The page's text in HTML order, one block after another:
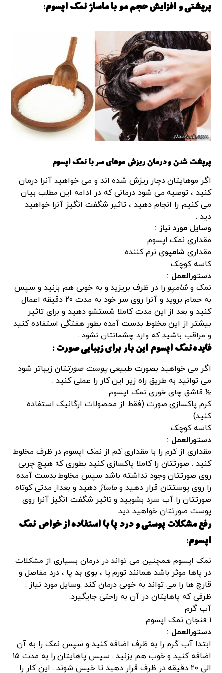
پرپشتی و افزایش حجم مو باماساژنمک اپسوم:
پرپشت شدن ودرمان ریزش موهای سر با نمک اپسوم
اگر موهایتان دچار ریزش شده اند و می خواهید آنرا درمان
کنید ، توصیه می شود درمانی که در ادامه این مطلب بیان
می کنیم را انجام دهید ، تاثیر شگفت انگیز آنرا خواهید
دید .
وسایل مورد نیاز :
مقداری نمک اپسوم
مقداری شامپوی نرم کننده
کاسه کوچک
دستورالعمل :
نمک وشامپو را در ظرف بریزید و به خوبی هم بزنید و سپس
به حمام بروید و آنرا روی سر خود به مدت ۲۰ دقیقه اعمال
کنید و بعد از این مدت کاملا شستشو دهید و برای تاثیر
بیشتر از این مخلوط بدست آمده بطور هفتگی استفاده کنید
و مراقب باشید که وارد چشمانتان نشود .
فایده نمک اپسوم این بار برایزیبایی صورت :
اگر می خواهید بصورت طبیعیپوست صورتتان زیباتر شود
می توانید به طریق راه زیر این کار را عملی کنید .
½ قاشق چای خوری نمک اپسوم
کرم پاکسازی صورت (فقط از محصولات ارگانیک استفاده
کنید)
کاسه کوچک
دستورالعمل :
مقداری از کرم را با مقداری کم از نمک اپسوم در ظرف مخلوط
کنید . صورتتان را کاملا پاکسازی کنید بطوری که هیچ چربی
روی صورتتان وجود نداشته باشد سپس مخلوط بدست آمده
را روی پوستتان قرار دهید وماساژ دهید و بعداز مدتی کوتاه
صورتتان را آب سرد بشویید و تاثیر شگفت انگیز آنرا روی
پوست صورتتان خواهید دید .
رفع مشکلات پوستی و درد پا با استفاده از خواص نمک
اپسوم:
نمک اپسوم همچنین می تواند در درمان بسیاری از مشکلات
در پاها موثر باشد همانند تورم پا ،بوی بد پا ، درد مفاصل و
قارچ ها را می تواند به خوبی درمان کند .وسایل مورد نیاز :
ظرفی که پاهایتان در آن به راحتی جایگیرد.
آب گرم
۱ فنجان نمک اپسوم
دستورالعمل :
ابتدا آب گرم را به ظرف اضافه کنید و سپس نمک را به آن
اضافه کنید و خوب هم بزنید . سپس پاهایتان را به مدت ۱۵
الی ۲۰ دقیقه در ظرف قرار دهید تا خیس شوند . این کار را